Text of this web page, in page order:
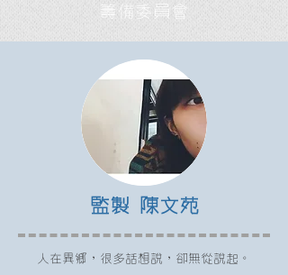
籌備委員會
監製 陳文苑
人在異鄉，很多話想說，卻無從說起。